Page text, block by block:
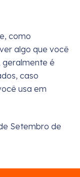
como
algo que você
geralmente é
caso
usa em
Setembro de